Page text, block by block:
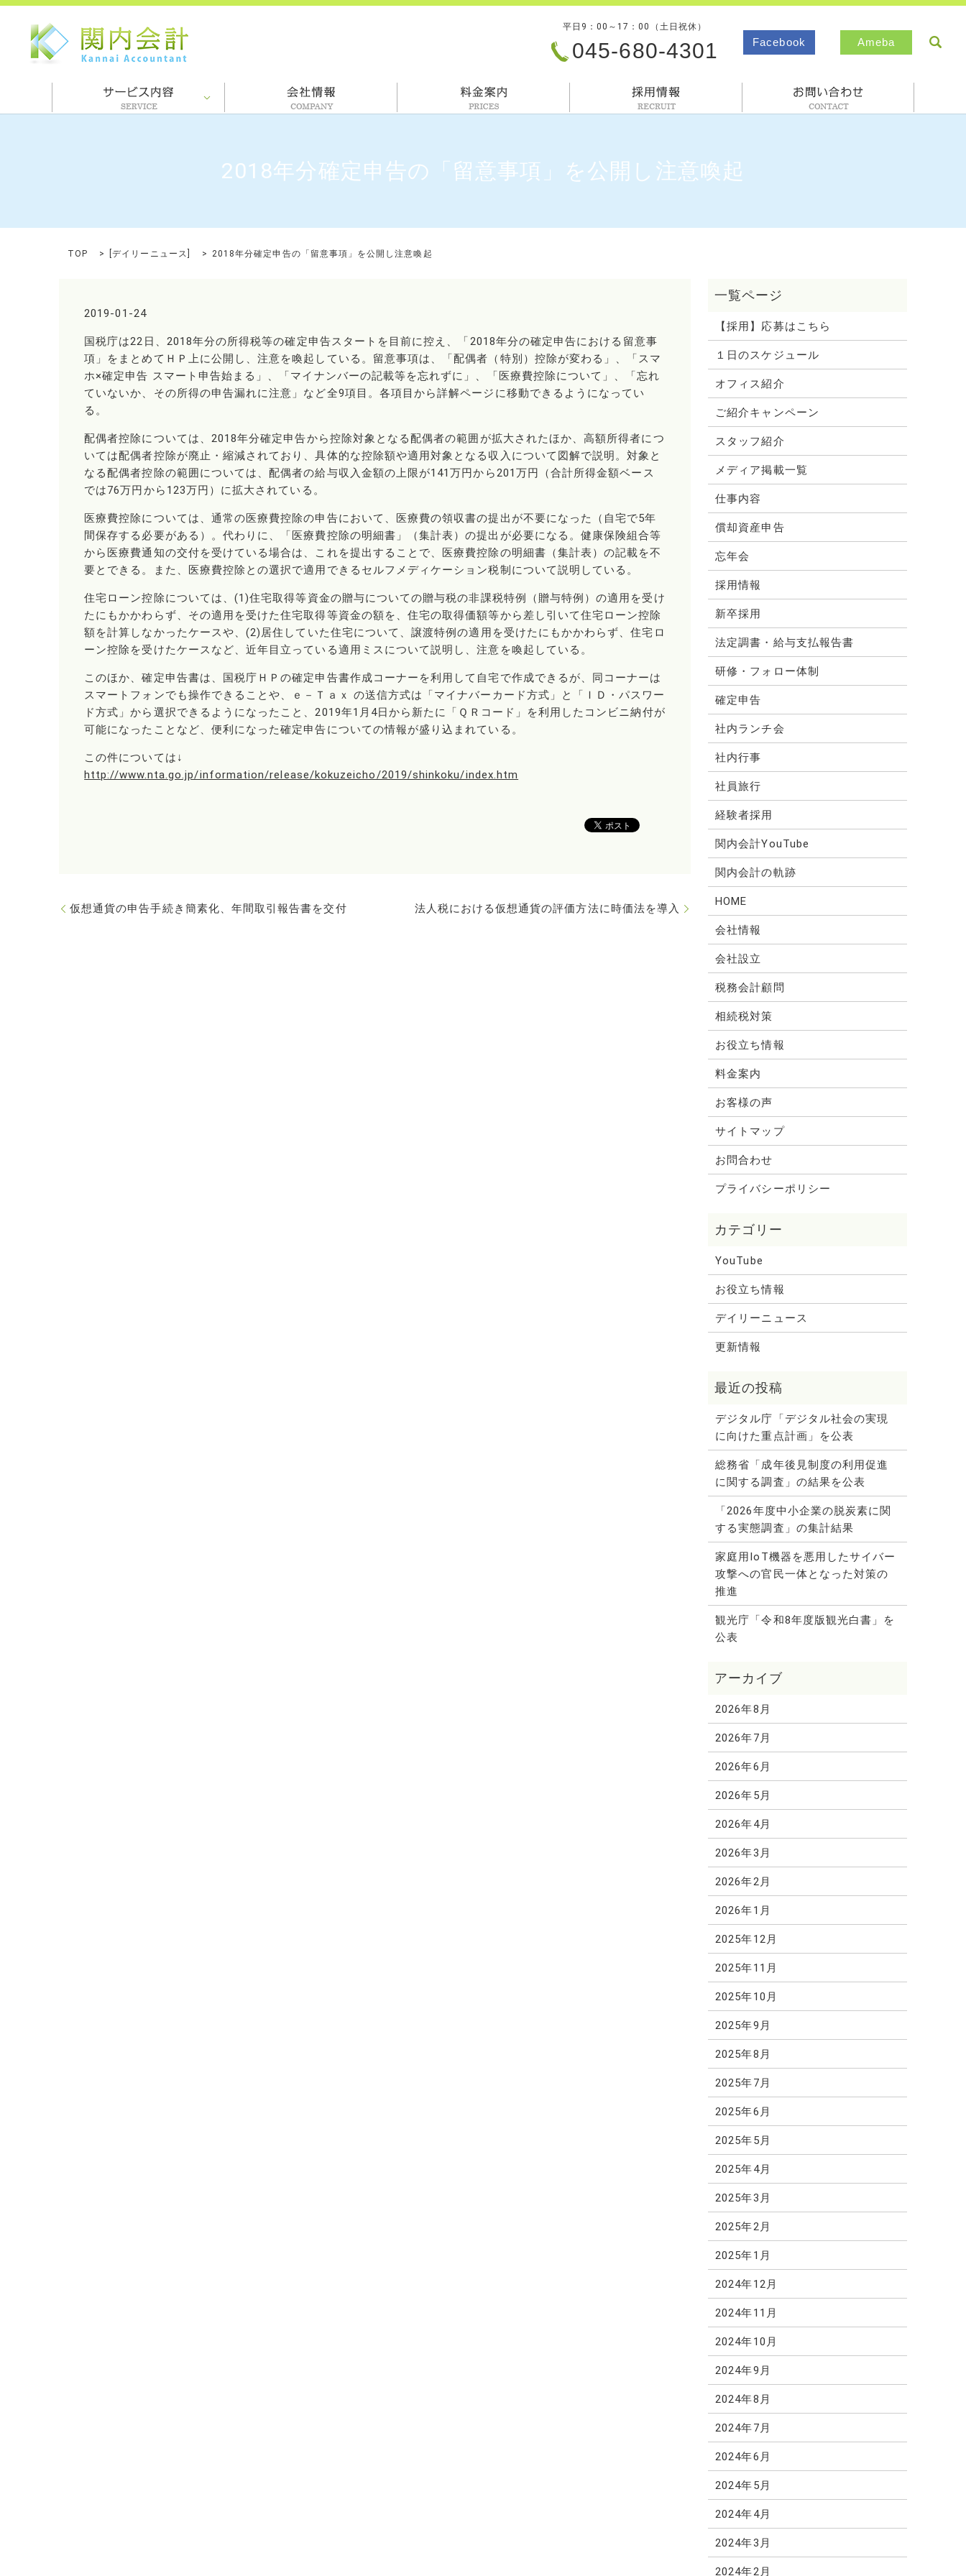
平日9：00～17：00（土日祝休）
045-680-4301 Facebook Ameba
2018年分確定申告の「留意事項」を公開し注意喚起
TOP [デイリーニュース 2018年分確定申告の「留意事項」を公開し注意喚起
2019-01-24
国税庁は22日、2018年分の所得税等の確定申告スタートを目前に控え、「2018年分の確定申告における留意事
項」をまとめてＨＰ上に公開し、注意を喚起している。留意事項は、「配偶者（特別）控除が変わる」、「スマ
ホ×確定申告 スマート申告始まる」、「マイナンバーの記載等を忘れずに」、「医療費控除について」、「忘れ
ていないか、その所得の申告漏れに注意」など全9項目。各項目から詳解ページに移動できるようになってい
る。
配偶者控除については、2018年分確定申告から控除対象となる配偶者の範囲が拡大されたほか、高額所得者につ
いては配偶者控除が廃止・縮減されており、具体的な控除額や適用対象となる収入について図解で説明。対象と
なる配偶者控除の範囲については、配偶者の給与収入金額の上限が141万円から201万円（合計所得金額ベース
では76万円から123万円）に拡大されている。
医療費控除については、通常の医療費控除の申告において、医療費の領収書の提出が不要になった（自宅で5年
間保存する必要がある）。代わりに、「医療費控除の明細書」（集計表）の提出が必要になる。健康保険組合等
から医療費通知の交付を受けている場合は、これを提出することで、医療費控除の明細書（集計表）の記載を不
要とできる。また、医療費控除との選択で適用できるセルフメディケーション税制について説明している。
住宅ローン控除については、(1)住宅取得等資金の贈与についての贈与税の非課税特例（贈与特例）の適用を受け
たにもかかわらず、その適用を受けた住宅取得等資金の額を、住宅の取得価額等から差し引いて住宅ローン控除
額を計算しなかったケースや、(2)居住していた住宅について、譲渡特例の適用を受けたにもかかわらず、住宅ロ
ーン控除を受けたケースなど、近年目立っている適用ミスについて説明し、注意を喚起している。
このほか、確定申告書は、国税庁ＨＰの確定申告書作成コーナーを利用して自宅で作成できるが、同コーナーは
スマートフォンでも操作できることや、ｅ－Ｔａｘ の送信方式は「マイナバーカード方式」と「ＩＤ・パスワー
ド方式」から選択できるようになったこと、2019年1月4日から新たに「ＱＲコード」を利用したコンビニ納付が
可能になったことなど、便利になった確定申告についての情報が盛り込まれている。
この件については↓
http://www.nta.go.jp/information/release/kokuzeicho/2019/shinkoku/index.htm
仮想通貨の申告手続き簡素化、年間取引報告書を交付 法人税における仮想通貨の評価方法に時価法を導入
【採用】応募はこちら
１日のスケジュール
オフィス紹介
ご紹介キャンペーン
スタッフ紹介
メディア掲載一覧
仕事内容
償却資産申告
忘年会
採用情報
新卒採用
法定調書・給与支払報告書
研修・フォロー体制
確定申告
社内ランチ会
社内行事
社員旅行
経験者採用
関内会計YouTube
関内会計の軌跡
HOME
会社情報
会社設立
税務会計顧問
相続税対策
お役立ち情報
料金案内
お客様の声
サイトマップ
お問合わせ
プライバシーポリシー
YouTube
お役立ち情報
デイリーニュース
更新情報
デジタル庁「デジタル社会の実現
に向けた重点計画」を公表
総務省「成年後見制度の利用促進
に関する調査」の結果を公表
「2026年度中小企業の脱炭素に関
する実態調査」の集計結果
家庭用IoT機器を悪用したサイバー
攻撃への官民一体となった対策の
推進
観光庁「令和8年度版観光白書」を
公表
2026年8月
2026年7月
2026年6月
2026年5月
2026年4月
2026年3月
2026年2月
2026年1月
2025年12月
2025年11月
2025年10月
2025年9月
2025年8月
2025年7月
2025年6月
2025年5月
2025年4月
2025年3月
2025年2月
2025年1月
2024年12月
2024年11月
2024年10月
2024年9月
2024年8月
2024年7月
2024年6月
2024年5月
2024年4月
2024年3月
2024年2月